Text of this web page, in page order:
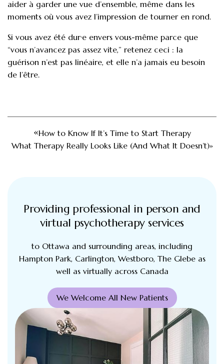
aider à garder une vue d’ensemble, même dans les
moments où vous avez l’impression de tourner en rond.
Si vous avez été dur·e envers vous-même parce que
“vous n’avancez pas assez vite,” retenez ceci : la
guérison n’est pas linéaire, et elle n’a jamais eu besoin
de l’être.
How to Know If It’s Time to Start Therapy
What Therapy Really Looks Like (And What It Doesn’t)
Providing professional in person and
virtual psychotherapy services
to Ottawa and surrounding areas, including
Hampton Park, Carlington, Westboro, The Glebe as
well as virtually across Canada
We Welcome All New Patients